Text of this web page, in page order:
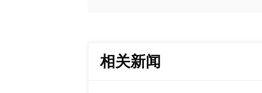
相关新闻